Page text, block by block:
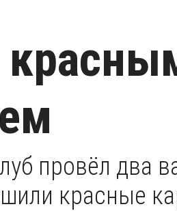
провёл два
красные